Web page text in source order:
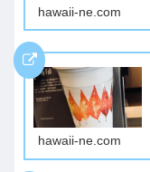
hawaii-ne.com
hawaii-ne.com